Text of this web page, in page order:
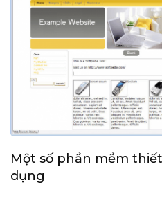
Một số phần mềm
dụng